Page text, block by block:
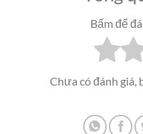
Bấm để
Chưa có đánh giá,